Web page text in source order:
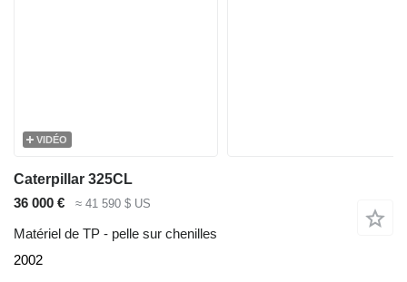
VIDÉO
Caterpillar 325CL
36 000 €
≈ 41 590 $ US
Matériel de TP - pelle sur chenilles
2002